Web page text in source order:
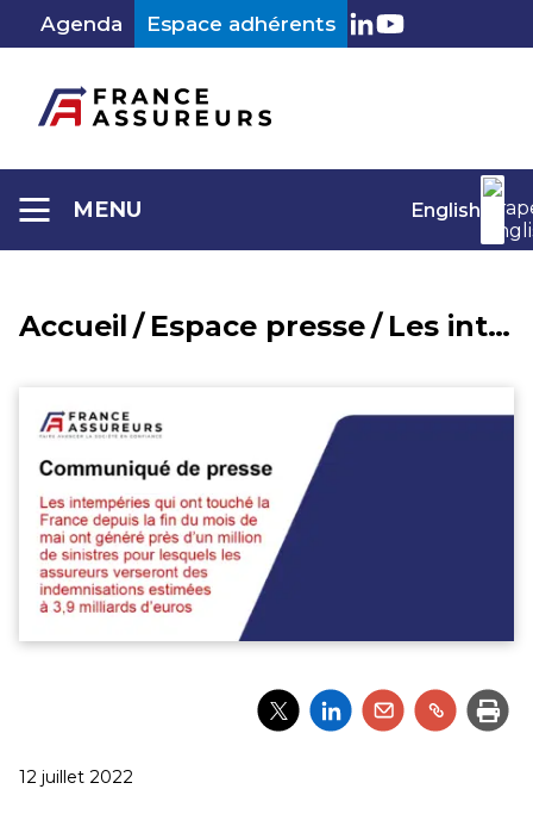
contenu
Agenda Espace adhérents LinkedIn
Youtube
MENU English
Accueil / Espace presse/ Les intempéries qui ont touché la France depuis la fin du mois de mai ont généré près d’un million de sinistres pour lesquels les assureurs verseront des indemnisations estimées à 3,9 milliards d’euros
Partager
l'article
Partager
l'article
Partager
l'article
Partager
l'article
Publié
12 juillet 2022